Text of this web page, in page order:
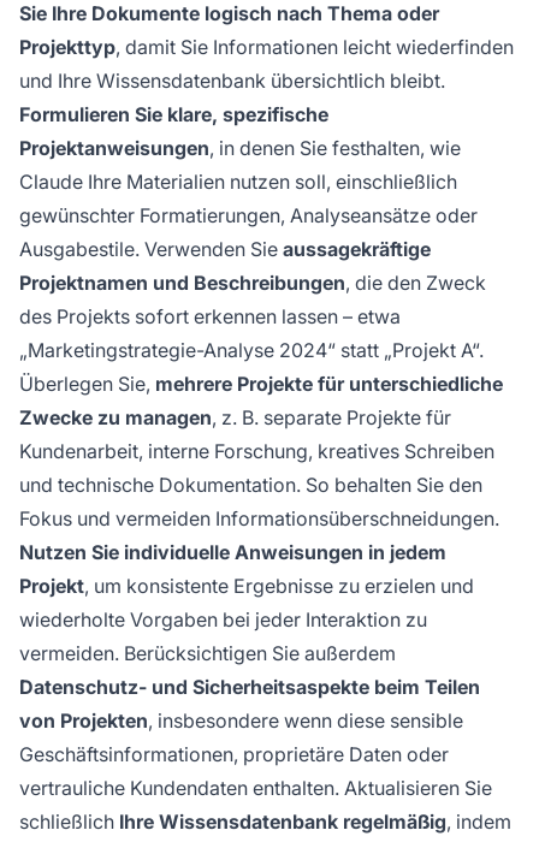
Sie Ihre Dokumente logisch nach Thema oder
Projekttyp, damit Sie Informationen leicht wiederfinden
und Ihre Wissensdatenbank übersichtlich bleibt.
Formulieren Sie klare, spezifische
Projektanweisungen, in denen Sie festhalten, wie
Claude Ihre Materialien nutzen soll, einschließlich
gewünschter Formatierungen, Analyseansätze oder
Ausgabestile. Verwenden Sie aussagekräftige
Projektnamen und Beschreibungen, die den Zweck
des Projekts sofort erkennen lassen – etwa
„Marketingstrategie-Analyse 2024“ statt „Projekt A“.
Überlegen Sie, mehrere Projekte für unterschiedliche
Zwecke zu managen, z. B. separate Projekte für
Kundenarbeit, interne Forschung, kreatives Schreiben
und technische Dokumentation. So behalten Sie den
Fokus und vermeiden Informationsüberschneidungen.
Nutzen Sie individuelle Anweisungen in jedem
Projekt, um konsistente Ergebnisse zu erzielen und
wiederholte Vorgaben bei jeder Interaktion zu
vermeiden. Berücksichtigen Sie außerdem
Datenschutz- und Sicherheitsaspekte beim Teilen
von Projekten, insbesondere wenn diese sensible
Geschäftsinformationen, proprietäre Daten oder
vertrauliche Kundendaten enthalten. Aktualisieren Sie
schließlich Ihre Wissensdatenbank regelmäßig, indem